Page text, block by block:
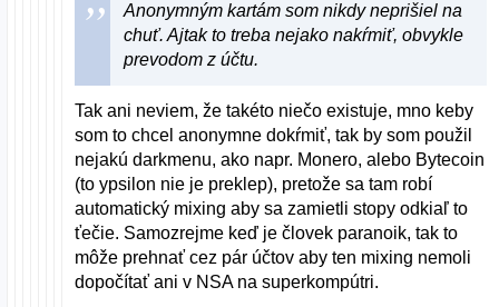
Anonymným kartám som nikdy neprišiel na
chuť. Ajtak to treba nejako nakŕmiť, obvykle
prevodom z účtu.
Tak ani neviem, že takéto niečo existuje, mno keby
som to chcel anonymne dokŕmiť, tak by som použil
nejakú darkmenu, ako napr. Monero, alebo Bytecoin
(to ypsilon nie je preklep), pretože sa tam robí
automatický mixing aby sa zamietli stopy odkiaľ to
ťečie. Samozrejme keď je človek paranoik, tak to
môže prehnať cez pár účtov aby ten mixing nemoli
dopočítať ani v NSA na superkompútri.